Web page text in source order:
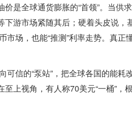
是全球通货膨胀的“首领”。当供
游市场紧随其后；硬着头皮说，
市场，也能“推测”利率走势。真正
可信的“泵站”，把全球各国的能耗
上视角，有人称70美元“一桶”，